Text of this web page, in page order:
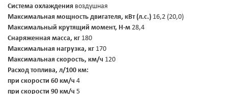
Система охлаждения воздушная
Максимальная мощность двигателя, кВт (л.с.) 16,2 (20,0)
Максимальный крутящий момент, Н-м 28,4
Снаряженная масса, кг 180
Максимальная нагрузка, кг 170
Максимальная скорость, км/ч 120
Расход топлива, л/100 км:
при скорости 60 км/ч 4
при скорости 90 км/ч 5